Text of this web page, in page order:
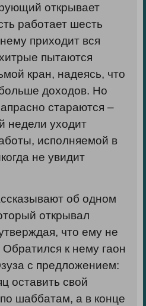
открывает
работает шесть
приходит вся
пытаются
кран, надеясь, что
доходов. Но
стараются –
недели уходит
исполняемой в
не увидит
об одном
открывал
что ему не
Обратился к нему гаон
с предложением:
оставить свой
шаббатам, а в конце